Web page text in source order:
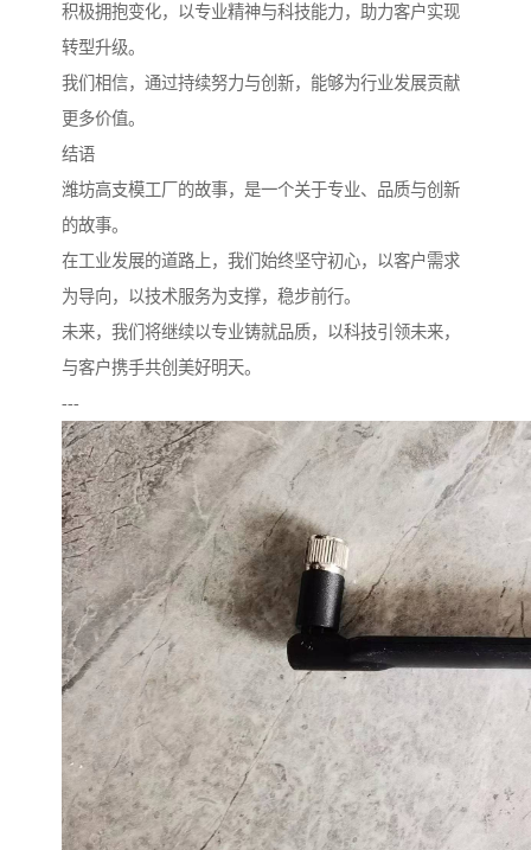
积极拥抱变化，以专业精神与科技能力，助力客户实现
转型升级。
我们相信，通过持续努力与创新，能够为行业发展贡献
更多价值。
结语
潍坊高支模工厂的故事，是一个关于专业、品质与创新
的故事。
在工业发展的道路上，我们始终坚守初心，以客户需求
为导向，以技术服务为支撑，稳步前行。
未来，我们将继续以专业铸就品质，以科技引领未来，
与客户携手共创美好明天。
---